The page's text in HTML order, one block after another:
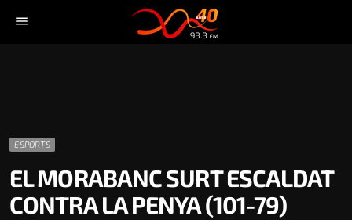
menu
ESPORTS
EL MORABANC SURT ESCALDAT
CONTRA LA PENYA (101-79)